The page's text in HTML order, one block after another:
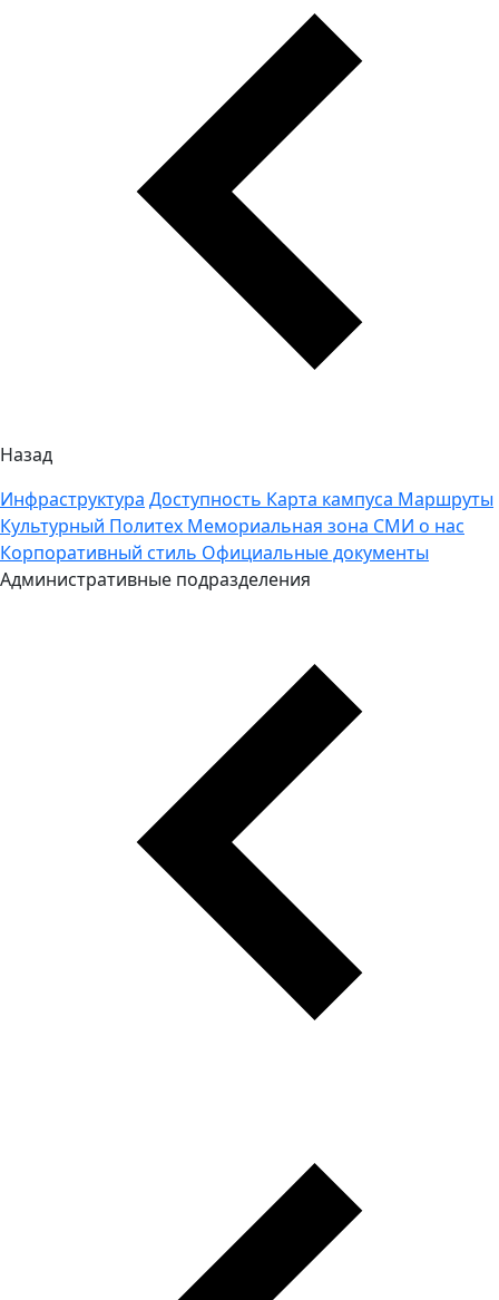
Назад
Инфраструктура Доступность Карта кампуса Маршруты
Культурный Политех Мемориальная зона СМИ о нас
Корпоративный стиль Официальные документы
Административные подразделения